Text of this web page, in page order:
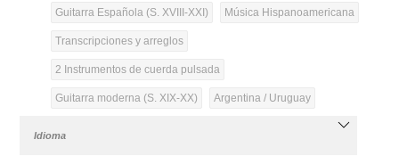
Guitarra Española (S. XVIII-XXI) Música Hispanoamericana
Transcripciones y arreglos
2 Instrumentos de cuerda pulsada
Guitarra moderna (S. XIX-XX) Argentina / Uruguay
Idioma